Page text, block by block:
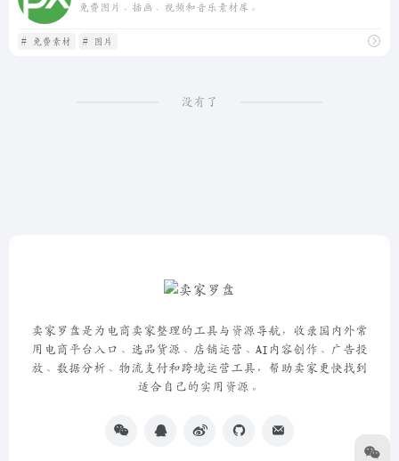
免费图片、插画、视频和音乐素材库。
# 免费素材 # 图片
没有了
卖家罗盘是为电商卖家整理的工具与资源导航，收录国内外常
用电商平台入口、选品货源、店铺运营、AI内容创作、广告投
放、数据分析、物流支付和跨境运营工具，帮助卖家更快找到
适合自己的实用资源。